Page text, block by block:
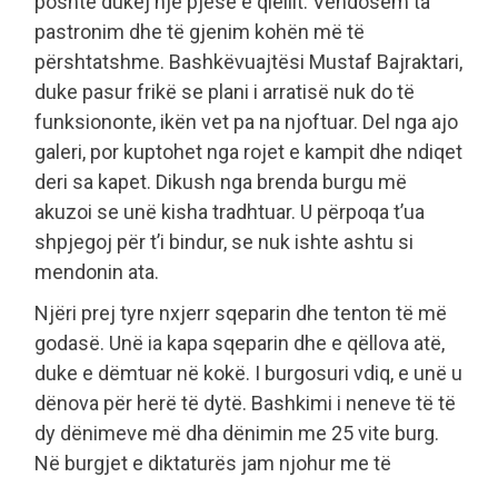
pastronim dhe të gjenim kohën më të
përshtatshme. Bashkëvuajtësi Mustaf Bajraktari,
duke pasur frikë se plani i arratisë nuk do të
funksiononte, ikën vet pa na njoftuar. Del nga ajo
galeri, por kuptohet nga rojet e kampit dhe ndiqet
deri sa kapet. Dikush nga brenda burgu më
akuzoi se unë kisha tradhtuar. U përpoqa t’ua
shpjegoj për t’i bindur, se nuk ishte ashtu si
mendonin ata.
Njëri prej tyre nxjerr sqeparin dhe tenton të më
godasë. Unë ia kapa sqeparin dhe e qëllova atë,
duke e dëmtuar në kokë. I burgosuri vdiq, e unë u
dënova për herë të dytë. Bashkimi i neneve të të
dy dënimeve më dha dënimin me 25 vite burg.
Në burgjet e diktaturës jam njohur me të